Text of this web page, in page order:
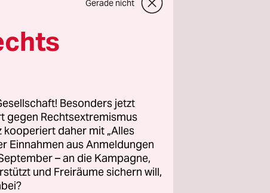
sich
der
mit
gefüttert
30.000
Gerade nicht
Besonders jetzt
gegen Rechtsextremismus
kooperiert daher mit „Alles
Einnahmen aus Anmeldungen
– an die Kampagne,
und Freiräume sichern will,